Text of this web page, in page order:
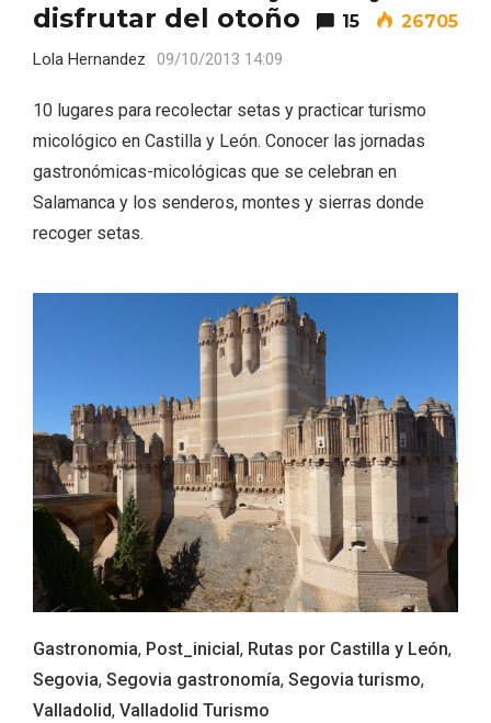
disfrutar del otoño
15 26705
Lola Hernandez 09/10/2013 14:09
10 lugares para recolectar setas y practicar turismo
micológico en Castilla y León. Conocer las jornadas
gastronómicas-micológicas que se celebran en
Salamanca y los senderos, montes y sierras donde
recoger setas.
Gastronomia, Post_inicial , Rutas por Castilla y León,
Segovia, Segovia gastronomía, Segovia turismo,
Valladolid, Valladolid Turismo